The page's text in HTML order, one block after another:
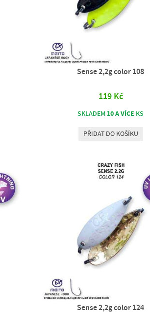
Sense 2,2g color 108
119 Kč
SKLADEM 10 A VÍCE KS
PŘIDAT DO KOŠÍKU
Sense 2,2g color 124